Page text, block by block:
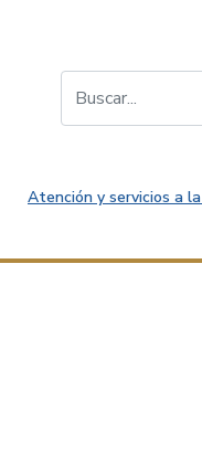
Atención y servicios a